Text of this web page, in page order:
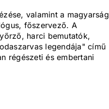
valamint a magyarság
főszervező. A
harci bemutatók,
legendája" című
régészeti és embertani